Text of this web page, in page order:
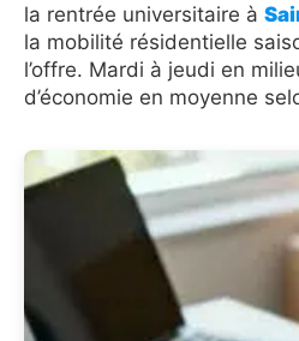
la rentrée universitaire à
la mobilité résidentielle
l’offre. Mardi à jeudi en
d’économie en moyenne